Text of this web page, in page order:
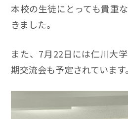
本校の生徒にとっても貴重
きました。
また、7月22日には仁川大
期交流会も予定されています。